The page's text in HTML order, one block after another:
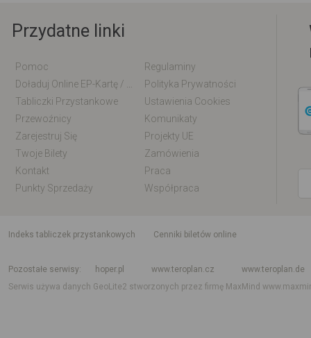
Przydatne linki
Pomoc
Regulaminy
Polityka Prywatności
Tabliczki Przystankowe
Ustawienia Cookies
Przewoźnicy
Komunikaty
Zarejestruj Się
Projekty UE
Twoje Bilety
Zamówienia
Kontakt
Praca
Punkty Sprzedaży
Współpraca
indeks tabliczek przystankowych
Cenniki biletów online
Pozostałe serwisy
hoper.pl www.teroplan.cz
www.teroplan.de
Serwis używa danych GeoLite2 stworzonych przez firmę MaxMind